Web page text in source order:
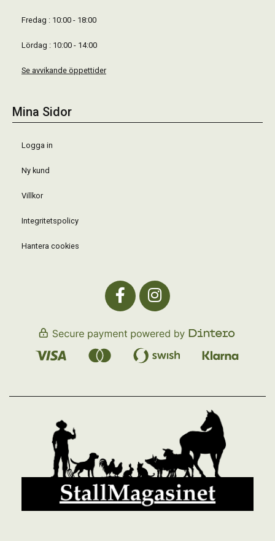
Fredag : 10:00 - 18:00
Lördag : 10:00 - 14:00
Se avvikande öppettider
Mina Sidor
Logga in
Ny kund
Villkor
Integritetspolicy
Hantera cookies